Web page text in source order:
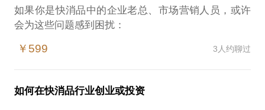
渠道
大客户
竟，一小时左右的谈话只能解决一个小问题。请把你
跨品类管理
价格带设计
高效团队组建等
如果你是快消品中的企业老总、市场营销人员，或许
会为这些问题感到困扰：
电商团队组建
互联网营销等
我在华彬快消品集团负责电商和大客户业务，并从零
￥599 3人约聊过
如何在快消品行业创业或投资